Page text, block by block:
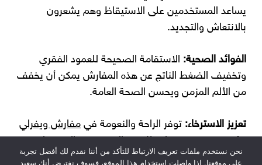
يساعد المستخدمين على الاستيقاظ وهم يشعرون
بالانتعاش والتجديد.
الفوائد الصحية: الاستقامة الصحيحة للعمود الفقري
وتخفيف الضغط الناتج عن هذه المفارش يمكن أن يخفف
من الألم المزمن ويحسن الصحة العامة.
تعزيز الاسترخاء: توفر الراحة والنعومة فيمفارش ويفرلي
نحن نستخدم ملفات تعريف الارتباط للتأكد من أننا نقدم لك أفضل تجربة
على موقعنا. إذا واصلت استخدام هذا الموقع، فسوف نفترض أنك سعيد